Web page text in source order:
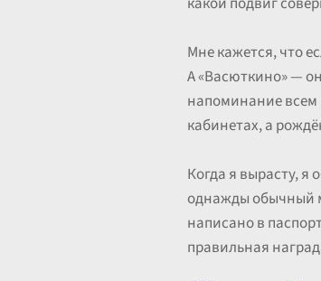
Мне кажется, что
А «Васюткино» —
напоминание всем
кабинетах, а
Когда я вырасту, я
однажды обычный
написано в
правильная